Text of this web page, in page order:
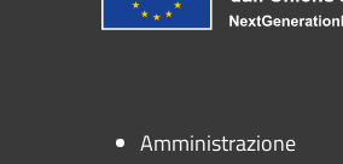
Amministrazione